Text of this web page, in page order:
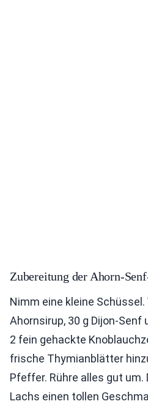
Zubereitung der Ahorn-
Nimm eine kleine
Ahornsirup, 30 g Dijon-Senf
2 fein gehackte
frische Thymianblätter
Pfeffer. Rühre alles gut um.
Lachs einen tollen